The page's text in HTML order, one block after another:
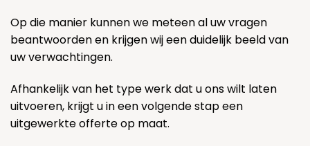
Op die manier kunnen we meteen al uw vragen
beantwoorden en krijgen wij een duidelijk beeld van
uw verwachtingen.
Afhankelijk van het type werk dat u ons wilt laten
uitvoeren, krijgt u in een volgende stap een
uitgewerkte offerte op maat.